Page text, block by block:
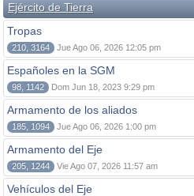
Ejército de Tierra
Tropas
210, 3164 Jue Ago 06, 2026 12:05 pm
Españoles en la SGM
98, 1142 Dom Jun 18, 2023 9:29 pm
Armamento de los aliados
185, 1094 Jue Ago 06, 2026 1:00 pm
Armamento del Eje
205, 1244 Vie Ago 07, 2026 11:57 am
Vehículos del Eje